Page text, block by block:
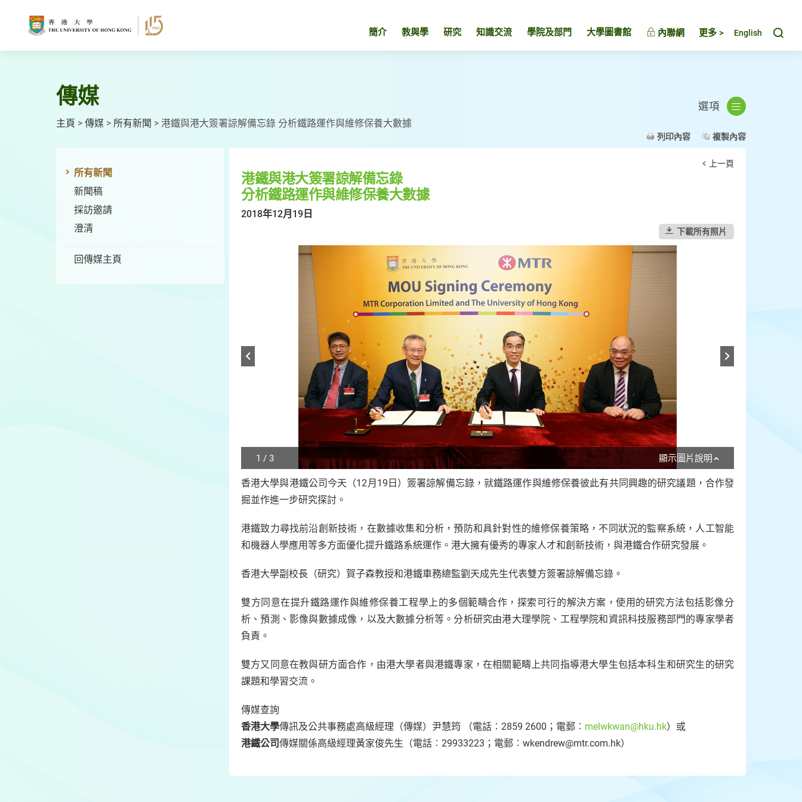
簡介 教與學 研究 知識交流 學院及部門 大學圖書館 內聯網 更多 > English
傳媒
主頁 > 傳媒 > 所有新聞 > 港鐵與港大簽署諒解備忘錄 分析鐵路運作與維修保養大數據
選項
列印內容 複製內容
所有新聞
新聞稿
採訪邀請
澄清
回傳媒主頁
上一頁
港鐵與港大簽署諒解備忘錄
分析鐵路運作與維修保養大數據
2018年12月19日
下載所有照片
1 / 3
Play
/
the
顯示圖片說明
香港大學與港鐵公司今天（12月19日）簽署諒解備忘錄，就鐵路運作與維修保養彼此有共同興趣的研究議題，合作發
掘並作進一步研究探討。
港鐵致力尋找前沿創新技術，在數據收集和分析，預防和具針對性的維修保養策略，不同狀況的監察系統，人工智能
和機器人學應用等多方面優化提升鐵路系統運作。港大擁有優秀的專家人才和創新技術，與港鐵合作研究發展。
香港大學副校長（研究）賀子森教授和港鐵車務總監劉天成先生代表雙方簽署諒解備忘錄。
雙方同意在提升鐵路運作與維修保養工程學上的多個範疇合作，探索可行的解決方案，使用的研究方法包括影像分
析、預測、影像與數據成像，以及大數據分析等。分析研究由港大理學院、工程學院和資訊科技服務部門的專家學者
負責。
雙方又同意在教與研方面合作，由港大學者與港鐵專家，在相關範疇上共同指導港大學生包括本科生和研究生的研究
課題和學習交流。
傳媒查詢
香港大學傳訊及公共事務處高級經理（傳媒）尹慧筠 （電話︰2859 2600；電郵︰ melwkwan@hku.hk）或
港鐵公司傳媒關係高級經理黃家俊先生（電話︰29933223；電郵︰wkendrew@mtr.com.hk）